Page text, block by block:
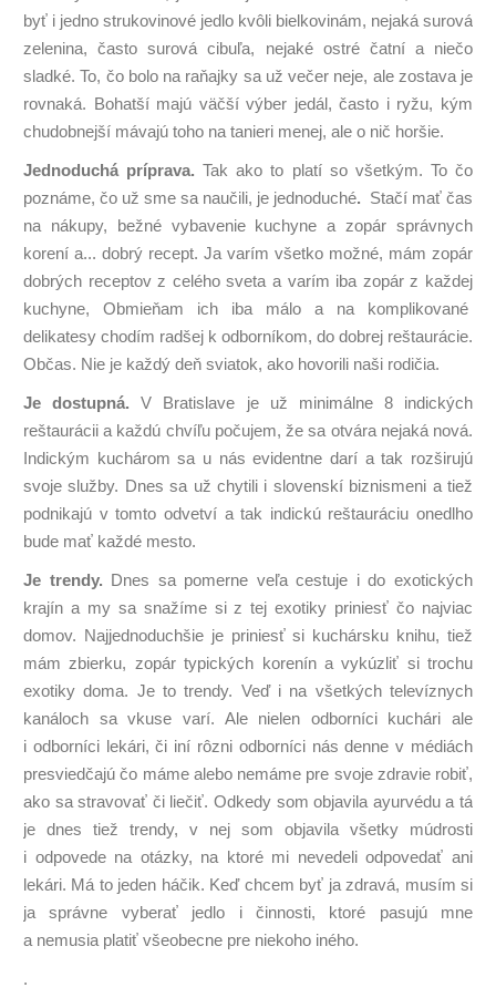
byť i jedno strukovinové jedlo kvôli bielkovinám, nejaká surová
zelenina, často surová cibuľa, nejaké ostré čatní a niečo
sladké. To, čo bolo na raňajky sa už večer neje, ale zostava je
rovnaká. Bohatší majú väčší výber jedál, často i ryžu, kým
chudobnejší mávajú toho na tanieri menej, ale o nič horšie.
Jednoduchá príprava.Tak ako to platí so všetkým. To čo
poznáme, čo už sme sa naučili, je jednoduché. Stačí mať čas
na nákupy, bežné vybavenie kuchyne a zopár správnych
korení a... dobrý recept. Ja varím všetko možné, mám zopár
dobrých receptov z celého sveta a varím iba zopár z každej
kuchyne, Obmieňam ich iba málo a na komplikované
delikatesy chodím radšej k odborníkom, do dobrej reštaurácie.
Občas. Nie je každý deň sviatok, ako hovorili naši rodičia.
Je dostupná. V Bratislave je už minimálne 8 indických
reštaurácii a každú chvíľu počujem, že sa otvára nejaká nová.
Indickým kuchárom sa u nás evidentne darí a tak rozširujú
svoje služby. Dnes sa už chytili i slovenskí biznismeni a tiež
podnikajú v tomto odvetví a tak indickú reštauráciu onedlho
bude mať každé mesto.
Je trendy. Dnes sa pomerne veľa cestuje i do exotických
krajín a my sa snažíme si z tej exotiky priniesť čo najviac
domov. Najjednoduchšie je priniesť si kuchársku knihu, tiež
mám zbierku, zopár typických korenín a vykúzliť si trochu
exotiky doma. Je to trendy. Veď i na všetkých televíznych
kanáloch sa vkuse varí. Ale nielen odborníci kuchári ale
i odborníci lekári, či iní rôzni odborníci nás denne v médiách
presviedčajú čo máme alebo nemáme pre svoje zdravie robiť,
ako sa stravovať či liečiť. Odkedy som objavila ayurvédu a tá
je dnes tiež trendy, v nej som objavila všetky múdrosti
i odpovede na otázky, na ktoré mi nevedeli odpovedať ani
lekári. Má to jeden háčik. Keď chcem byť ja zdravá, musím si
ja správne vyberať jedlo i činnosti, ktoré pasujú mne
a nemusia platiť všeobecne pre niekoho iného.
.